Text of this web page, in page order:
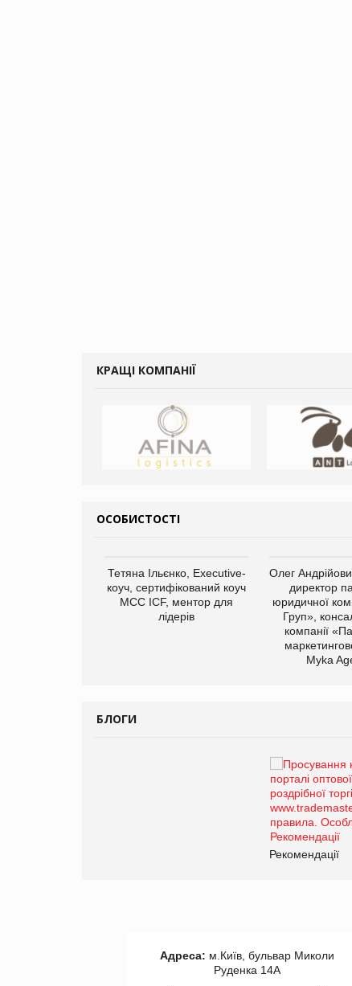
КРАЩІ КОМПАНІЇ
ОСОБИСТОСТІ
Тетяна Ільєнко, Executive-
коуч, сертифікований коуч
МСС ICF, ментор для
лідерів
Олег
директор
юридичної
Груп»,
компанії
Myka
БЛОГИ
Рекомендації
Адреса: м.Київ, бульвар Миколи
Руденка 14А